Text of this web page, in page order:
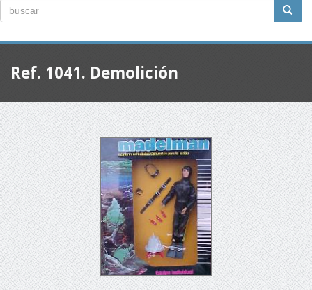
Ref. 1041. Demolición